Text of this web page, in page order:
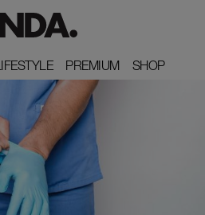
PREMIUM
PREMIUM SHOP
SHOP